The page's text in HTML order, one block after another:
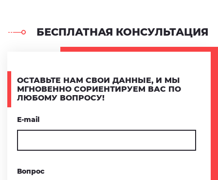
БЕСПЛАТНАЯ КОНСУЛЬТАЦИЯ
ОСТАВЬТЕ НАМ СВОИ ДАННЫЕ, И МЫ
МГНОВЕННО СОРИЕНТИРУЕМ ВАС ПО
ЛЮБОМУ ВОПРОСУ!
Е-mail
Вопрос